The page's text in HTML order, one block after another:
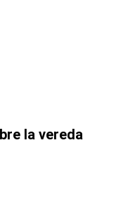
la vereda